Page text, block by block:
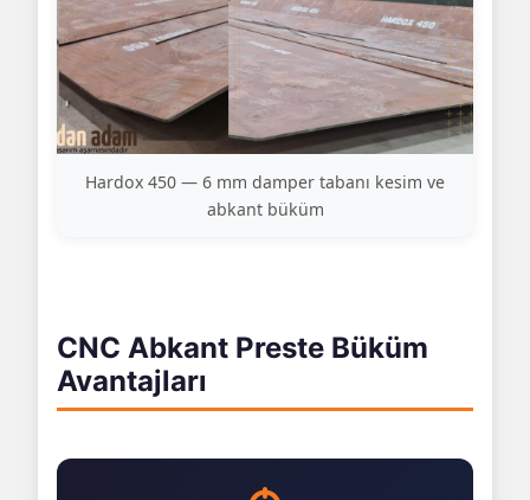
Hardox 450 — 6 mm damper tabanı kesim ve
abkant büküm
CNC Abkant Preste Büküm
Avantajları